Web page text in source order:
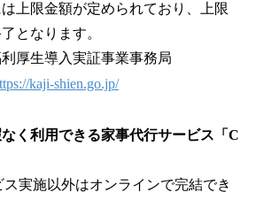
上限金額が定められており、上限
となります。
厚生導入実証事業事務局
kaji-shien.go.jp/
く利用できる家事代行サービス「C
ス実施以外はオンラインで完結でき